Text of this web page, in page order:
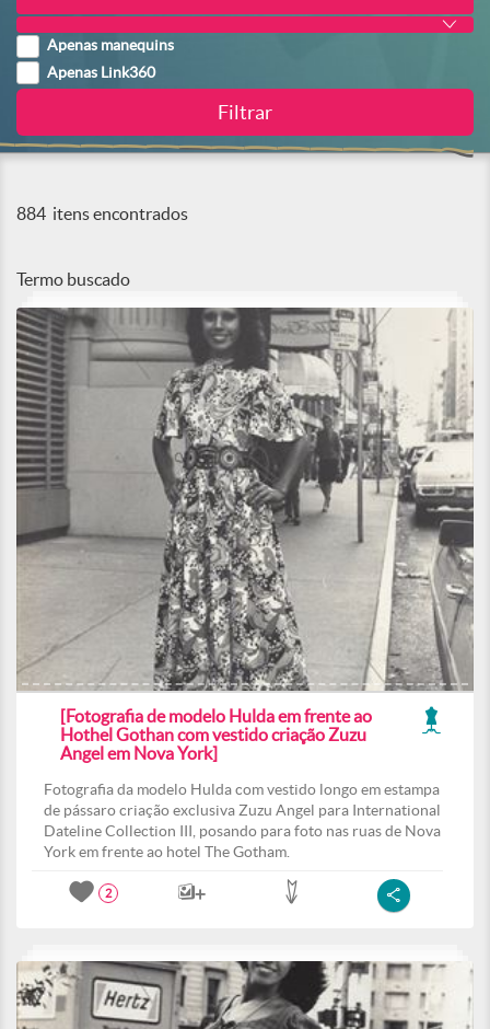
Apenas manequins
Apenas Link360
884 itens encontrados
Termo buscado
[Fotografia de modelo Hulda em frente ao
Hothel Gothan com vestido criação Zuzu
Angel em Nova York]
Fotografia da modelo Hulda com vestido longo em estampa
de pássaro criação exclusiva Zuzu Angel para International
Dateline Collection III, posando para foto nas ruas de Nova
York em frente ao hotel The Gotham.
2